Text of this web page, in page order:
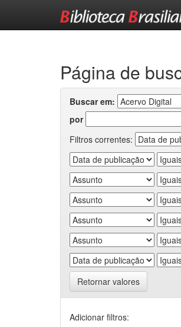
Página de
Buscar em:
por
Filtros correntes:
Retornar valores
Adicionar filtros: